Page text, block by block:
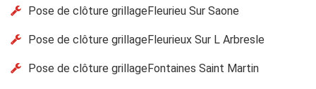
Pose de clôture grillageFleurieu Sur Saone
Pose de clôture grillageFleurieux Sur L Arbresle
Pose de clôture grillageFontaines Saint Martin